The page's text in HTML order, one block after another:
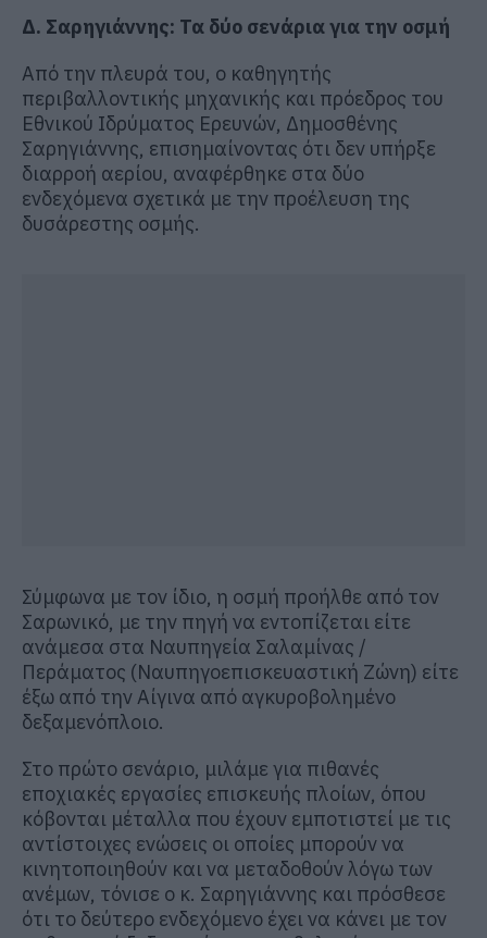
Δ. Σαρηγιάννης: Τα δύο σενάρια για την οσμή
Από την πλευρά του, ο καθηγητής
περιβαλλοντικής μηχανικής και πρόεδρος του
Εθνικού Ιδρύματος Ερευνών, Δημοσθένης
Σαρηγιάννης, επισημαίνοντας ότι δεν υπήρξε
διαρροή αερίου, αναφέρθηκε στα δύο
ενδεχόμενα σχετικά με την προέλευση της
δυσάρεστης οσμής.
Σύμφωνα με τον ίδιο, η οσμή προήλθε από τον
Σαρωνικό, με την πηγή να εντοπίζεται είτε
ανάμεσα στα Ναυπηγεία Σαλαμίνας /
Περάματος (Ναυπηγοεπισκευαστική Ζώνη) είτε
έξω από την Αίγινα από αγκυροβολημένο
δεξαμενόπλοιο.
Στο πρώτο σενάριο, μιλάμε για πιθανές
εποχιακές εργασίες επισκευής πλοίων, όπου
κόβονται μέταλλα που έχουν εμποτιστεί με τις
αντίστοιχες ενώσεις οι οποίες μπορούν να
κινητοποιηθούν και να μεταδοθούν λόγω των
ανέμων, τόνισε ο κ. Σαρηγιάννης και πρόσθεσε
ότι το δεύτερο ενδεχόμενο έχει να κάνει με τον